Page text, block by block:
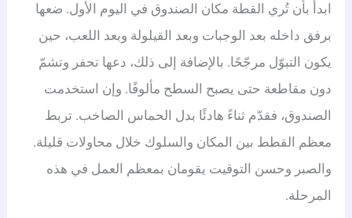
ابدأ بأن تُري القطة مكان الصندوق في اليوم الأول. ضعها
برفق داخله بعد الوجبات وبعد القيلولة وبعد اللعب، حين
يكون التبوّل مرجّحًا. بالإضافة إلى ذلك، دعها تحفر وتشمّ
دون مقاطعة حتى يصبح السطح مألوفًا. وإن استخدمت
الصندوق، فقدّم ثناءً هادئًا بدل الحماس الصاخب. تربط
معظم القطط بين المكان والسلوك خلال محاولات قليلة.
والصبر وحسن التوقيت يقومان بمعظم العمل في هذه
المرحلة.